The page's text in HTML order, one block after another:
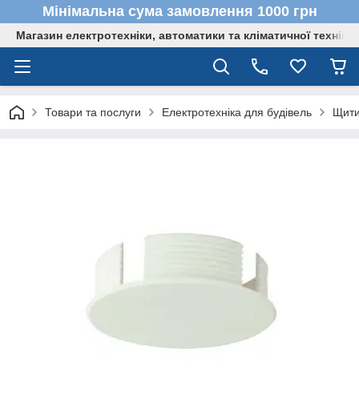
Мінімальна сума замовлення 1000 грн
Магазин електротехніки, автоматики та кліматичної техніки
Товари та послуги Електротехніка для будівель